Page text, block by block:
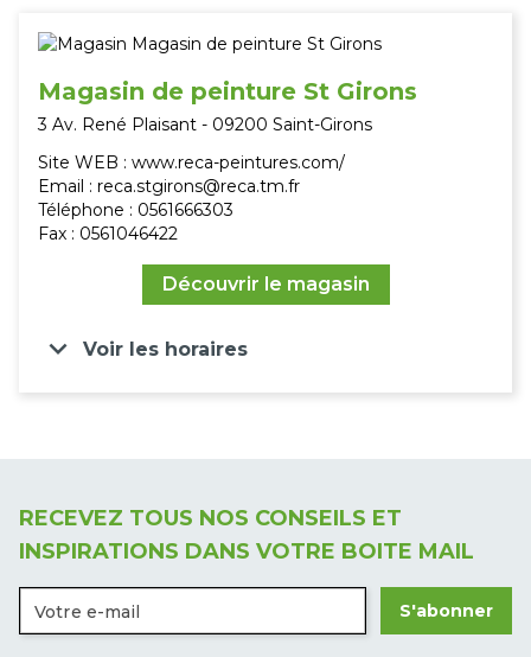
Magasin de peinture St Girons
3 Av. René Plaisant - 09200 Saint-Girons
Site WEB : www.reca-peintures.com/
Email : reca.stgirons@reca.tm.fr
Téléphone : 0561666303
Fax : 0561046422
keyboard_arrow_down Voir les horaires
Découvrir le magasin
RECEVEZ TOUS NOS CONSEILS ET
INSPIRATIONS DANS VOTRE BOITE MAIL
S'abonner